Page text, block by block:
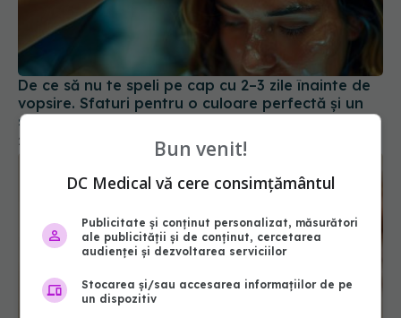
De ce să nu te speli pe cap cu 2–3 zile înainte de
vopsire. Sfaturi pentru o culoare perfectă și un
scalp sănătos
20 iul 2025, 19:58
Bun venit!
DC Medical vă cere consimțământul
Publicitate și conținut personalizat, măsurători
ale publicității și de conținut, cercetarea
audienței și dezvoltarea serviciilor
Stocarea și/sau accesarea informațiilor de pe
un dispozitiv